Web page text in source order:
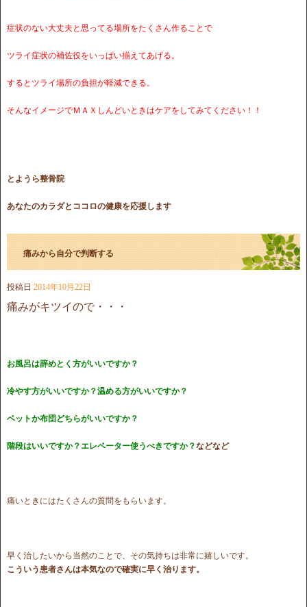
症状のない大丈夫と思ってる場所をたくさん作ることで
ツライ症状の補佐役をいっぱい揃えてあげる。
するとツライ場所の負担が軽減できる。
そんなイメージでＭＡＸしんどいときはケアをしてみてください！！
とようら整骨院
あなたのカラダとココロの健康を応援します
痛みから自分で判断する
投稿日 2014年10月22日
痛みがキツイので・・・
お風呂は辞めとく方がいいですか？
冷やす方がいいですか？温める方がいいですか？
ベットか布団どちらがいいですか？
階段はいいですか？エレベーター使うべきですか？などなど
痛いときにはたくさんの質問をもらいます。
早く治したいから当然のことで、その気持ちは非常に嬉しいです。
こういう患者さんは本気なので確実に早く治ります。